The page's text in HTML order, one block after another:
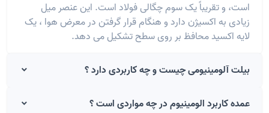
است، و تقریباً یک سوم چگالی فولاد است. این عنصر میل
زیادی به اکسیژن دارد و هنگام قرار گرفتن در معرض هوا ، یک
لایه اکسید محافظ بر روی سطح تشکیل می دهد.
بیلت آلومینیومی چیست و چه کاربردی دارد ؟
عمده کاربرد الومینیوم در چه مواردی است ؟